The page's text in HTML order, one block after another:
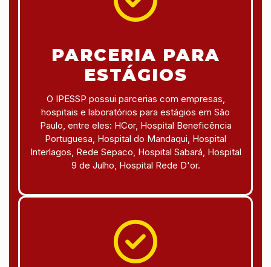
PARCERIA PARA
ESTÁGIOS
O IPESSP possui parcerias com empresas,
hospitais e laboratórios para estágios em São
Paulo, entre eles: HCor, Hospital Beneficência
Portuguesa, Hospital do Mandaqui, Hospital
Interlagos, Rede Sepaco, Hospital Sabará, Hospital
9 de Julho, Hospital Rede D'or.